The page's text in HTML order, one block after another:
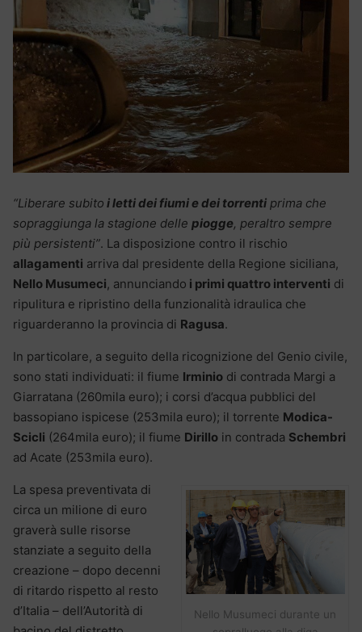
“Liberare subito i letti dei fiumi e dei torrenti prima che
sopraggiunga la stagione delle piogge, peraltro sempre
più persistenti”. La disposizione contro il rischio
allagamenti arriva dal presidente della Regione siciliana,
Nello Musumeci, annunciando i primi quattro interventi di
ripulitura e ripristino della funzionalità idraulica che
riguarderanno la provincia di Ragusa.
In particolare, a seguito della ricognizione del Genio civile,
sono stati individuati: il fiume Irminio di contrada Margi a
Giarratana (260mila euro); i corsi d’acqua pubblici del
bassopiano ispicese (253mila euro); il torrente Modica-
Scicli (264mila euro); il fiume Dirillo in contrada Schembri
ad Acate (253mila euro).
Nello Musumeci durante un
La spesa preventivata di
circa un milione di euro
graverà sulle risorse
stanziate a seguito della
creazione – dopo decenni
di ritardo rispetto al resto
d’Italia – dell’Autorità di